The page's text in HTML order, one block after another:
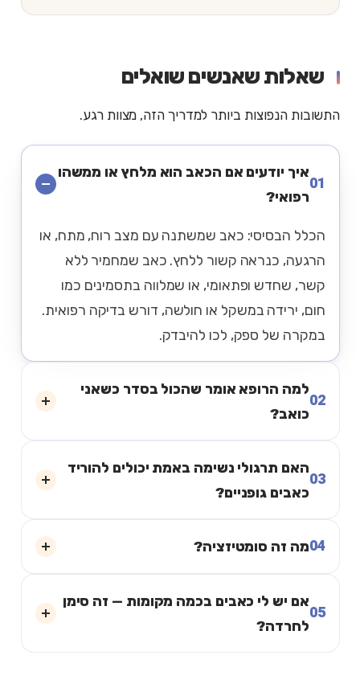
שאלות שאנשים שואלים
התשובות הנפוצות ביותר למדריך הזה, מצוות רגע.
01
איך יודעים אם הכאב הוא מלחץ או ממשהו
רפואי?
הכלל הבסיסי: כאב שמשתנה עם מצב רוח, מתח, או
הרגעה, כנראה קשור ללחץ. כאב שמחמיר ללא
קשר, שחדש ופתאומי, או שמלווה בתסמינים כמו
חום, ירידה במשקל או חולשה, דורש בדיקה רפואית.
במקרה של ספק, לכו להיבדק.
02
למה הרופא אומר שהכול בסדר כשאני
כואב?
03
האם תרגולי נשימה באמת יכולים להוריד
כאבים גופניים?
04מה זה סומטיזציה?
05
אם יש לי כאבים בכמה מקומות — זה סימן
לחרדה?